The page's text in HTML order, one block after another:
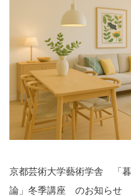
京都芸術大学藝術学舎 「
論」冬季講座 のお知らせ